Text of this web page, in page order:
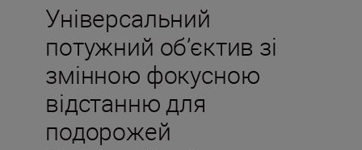
Універсальний
потужний об’єктив зі
змінною фокусною
відстанню для
подорожей